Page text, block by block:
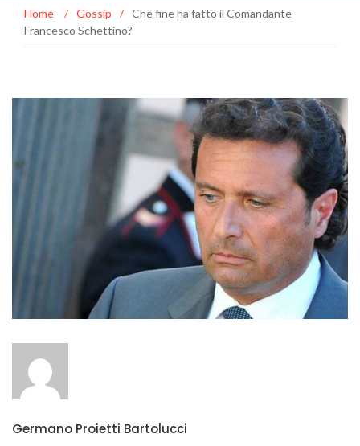
Home / Gossip / Che fine ha fatto il Comandante
Francesco Schettino?
Germano Proietti Bartolucci